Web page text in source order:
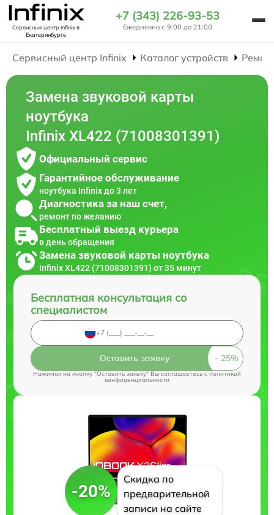
Сервисный центр Infinixв
Екатеринбурге
+7 (343) 226-93-53
Ежедневно с 9:00 до 21:00
Сервисный центр Infinix Каталог устройств
Замена звуковой карты
ноутбука
Infinix XL422 (71008301391)
Официальный сервис
Гарантийное обслуживание
ноутбука Infinix до 3 лет
Диагностика за наш счет,
ремонт по желанию
Бесплатный выезд курьера
в день обращения
Замена звуковой карты ноутбука
Infinix XL422 (71008301391) от 35 минут
Бесплатная консультация со
специалистом
Оставить заявку
Нажимая на кнопку "Оставить заявку" Вы соглашаетесь cполитикой
конфиденциальности
-20%
Скидка по
предварительной
записи на сайте